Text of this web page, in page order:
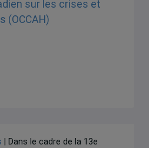
| Dans le cadre de la 13e